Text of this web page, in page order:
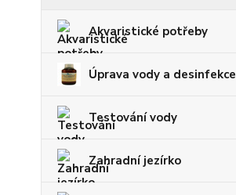
Akvaristické potřeby
Úprava vody a desinfekce
Testování vody
Zahradní jezírko